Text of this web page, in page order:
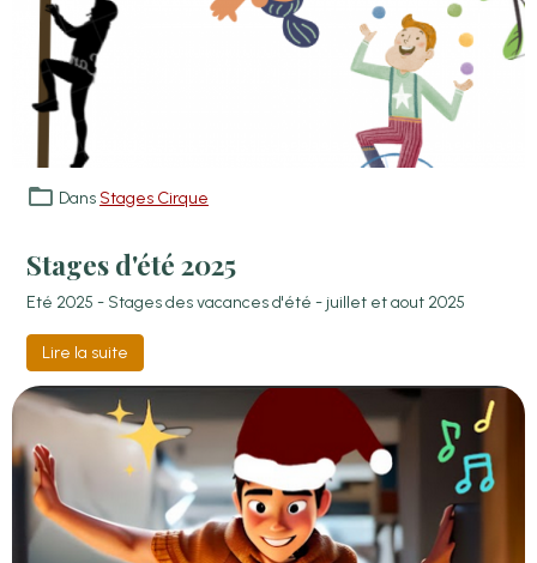
Dans Stages Cirque
Stages d'été 2025
Eté 2025 - Stages des vacances d'été - juillet et aout 2025
Lire la suite